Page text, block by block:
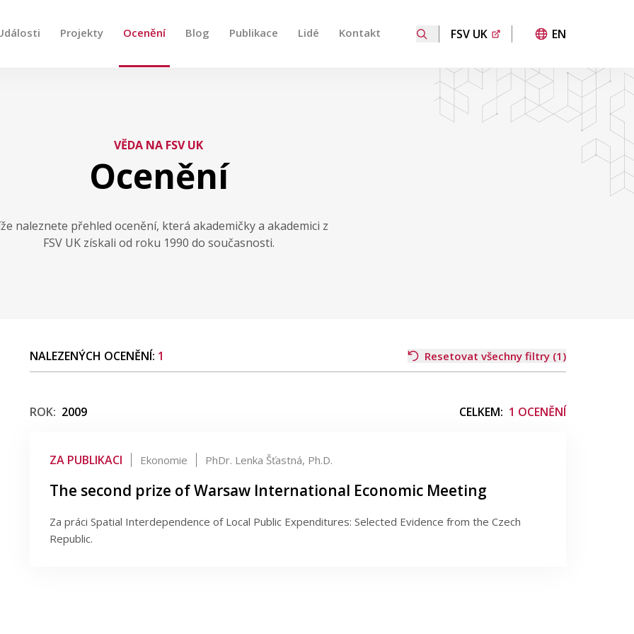
Projekty Ocenění Blog Publikace Lidé Kontakt FSV UK EN
použijte šipky nahoru a dolů pro kontrolu a enter pro přechod na požadovanou stránku. Uživatelé dotykových
VĚDA NA FSV UK
Ocenění
naleznete přehled ocenění, která akademičky a akademici z
FSV UK získali od roku 1990 do současnosti.
NALEZENÝCH OCENĚNÍ: 1 Resetovat všechny filtry (1)
ROK: 2009 CELKEM: 1 OCENĚNÍ
ZA PUBLIKACI Ekonomie PhDr. Lenka Šťastná, Ph.D.
The second prize of Warsaw International Economic Meeting
Za práci Spatial Interdependence of Local Public Expenditures: Selected Evidence from the Czech
Republic.